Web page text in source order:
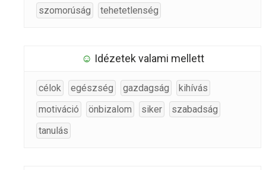
szomorúság
tehetetlenség
☺ Idézetek valami mellett
célok egészség gazdagság
kihívás
motiváció
önbizalom siker
szabadság
tanulás